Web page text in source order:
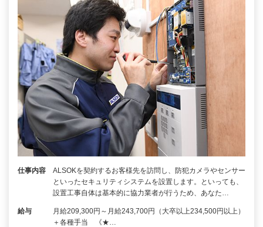
仕事内容
ALSOKを契約するお客様先を訪問し、防犯カメラやセンサー
といったセキュリティシステムを設置します。といっても、
設置工事自体は基本的に協力業者が行うため、あなた…
給与
月給209,300円～月給243,700円（大卒以上234,500円以上）
＋各種手当 《★…